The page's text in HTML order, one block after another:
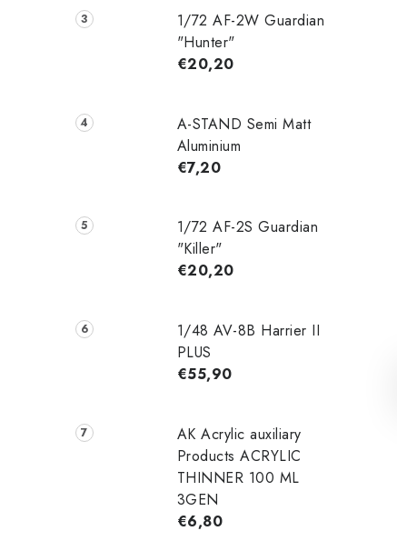
1/72 AF-2W Guardian
"Hunter"
€20,20
A-STAND Semi Matt
Aluminium
€7,20
1/72 AF-2S Guardian
"Killer"
€20,20
1/48 AV-8B Harrier II
PLUS
€55,90
AK Acrylic auxiliary
Products ACRYLIC
THINNER 100 ML
3GEN
€6,80